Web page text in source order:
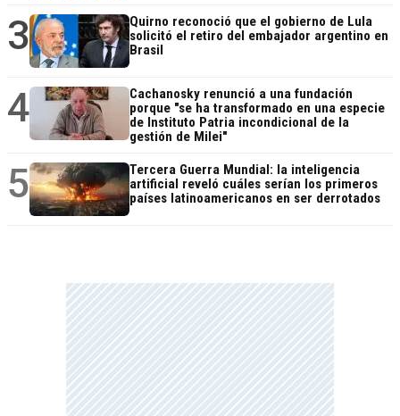
3
Quirno reconoció que el gobierno de Lula
solicitó el retiro del embajador argentino en
Brasil
4
Cachanosky renunció a una fundación
porque "se ha transformado en una especie
de Instituto Patria incondicional de la
gestión de Milei"
5
Tercera Guerra Mundial: la inteligencia
artificial reveló cuáles serían los primeros
países latinoamericanos en ser derrotados